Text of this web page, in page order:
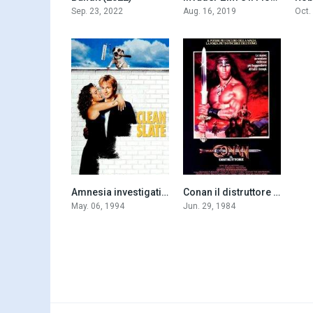
Sep. 23, 2022 Aug. 16, 2019 Oct.
5.7Amnesia investigativa (1994)
May. 06, 1994
5.9Conan il distruttore (1984)
Jun. 29, 1984